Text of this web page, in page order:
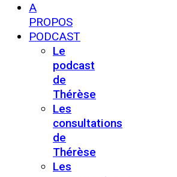
A
PROPOS
PODCAST
Le
podcast
de
Thérèse
Les
consultations
de
Thérèse
Les